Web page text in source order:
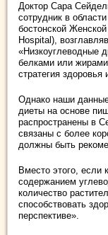
Доктор Сара
сотрудник в
бостонской
Hospital),
«Низкоуглеводные
белками или
стратегия здоровья
Однако наши
диеты на основе
распространены в
связаны с более
должны быть
Вместо этого, если
содержанием
количество
способствовать
перспективе».